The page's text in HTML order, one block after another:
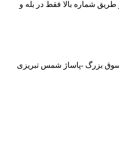
شماره بالا فقط در بله و
بزرگ -پاساژ شمس تبریزی